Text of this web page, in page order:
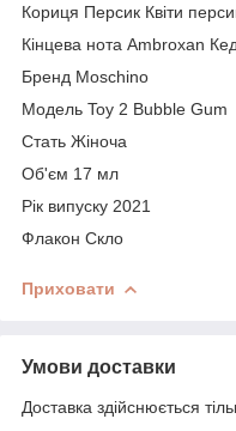
Кориця Персик Квіти
Кінцева нота Ambroxan
Бренд Moschino
Модель Toy 2 Bubble Gum
Стать Жіноча
Об'єм 17 мл
Рік випуску 2021
Флакон Скло
Приховати
Умови доставки
Доставка здійснюється